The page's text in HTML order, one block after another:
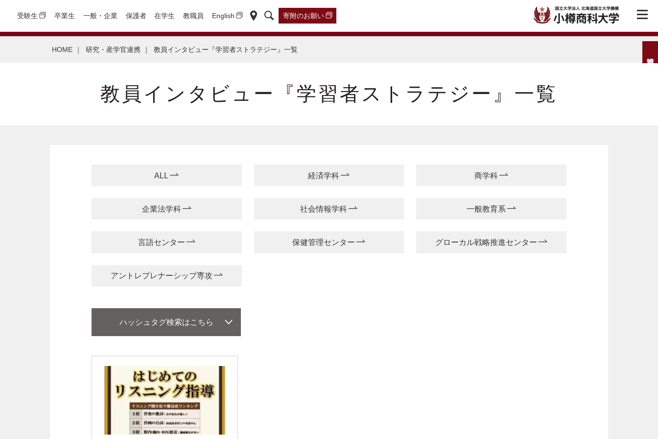
受験生 卒業生 一般・企業 保護者 在学生 教職員 English 寄附のお願い
HOME ｜ 研究・産学官連携 ｜ 教員インタビュー『学習者ストラテジー』一覧
教員インタビュー『学習者ストラテジー』一覧
ALL 経済学科 商学科
企業法学科 社会情報学科 一般教育系
言語センター 保健管理センター グローカル戦略推進センター
アントレプレナーシップ専攻